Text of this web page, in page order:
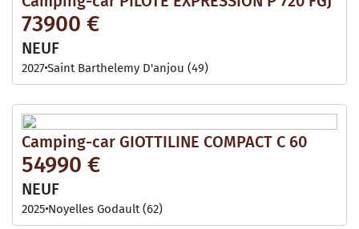
73900 €
NEUF
2027Saint Barthelemy D'anjou (49)
Camping-car GIOTTILINE COMPACT C 60
54990 €
NEUF
2025 Noyelles Godault (62)